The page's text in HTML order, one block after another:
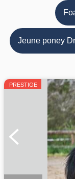
Jeune poney
PRESTIGE